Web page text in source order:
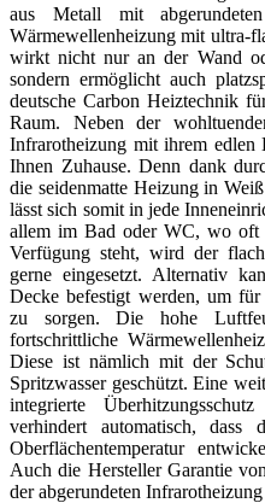
aus Metall mit
Wärmewellenheizung mit ultra-
wirkt nicht nur an der Wand
sondern ermöglicht auch
deutsche Carbon Heiztechnik
Raum. Neben der
Infrarotheizung mit ihrem edlen
Ihnen Zuhause. Denn dank
die seidenmatte Heizung in
lässt sich somit in jede
allem im Bad oder WC, wo oft
Verfügung steht, wird der
gerne eingesetzt. Alternativ
Decke befestigt werden, um
zu sorgen. Die hohe
fortschrittliche
Diese ist nämlich mit der
Spritzwasser geschützt. Eine
integrierte
verhindert automatisch,
Oberflächentemperatur
Auch die Hersteller Garantie
der abgerundeten